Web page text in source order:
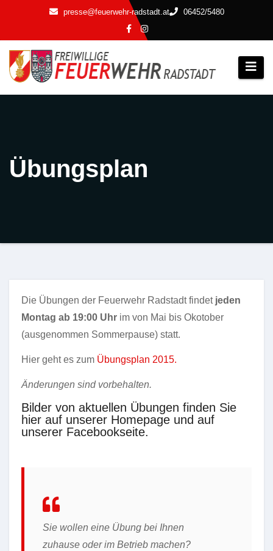
springen
presse@feuerwehr-radstadt.at 06452/5480
Übungsplan
Die Übungen der Feuerwehr Radstadt findet jeden
Montag ab 19:00 Uhr im von Mai bis Okotober
(ausgenommen Sommerpause) statt.
Hier geht es zum Übungsplan 2015.
Änderungen sind vorbehalten.
Bilder von aktuellen Übungen finden Sie
hier auf unserer Homepage und auf
unserer Facebookseite.
Sie wollen eine Übung bei Ihnen
zuhause oder im Betrieb machen?